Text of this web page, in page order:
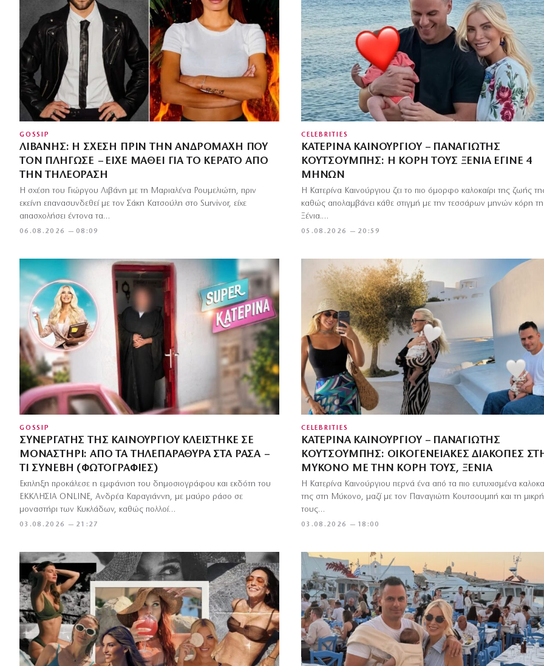
GOSSIP
ΛΙΒΆΝΗΣ: Η ΣΧΈΣΗ ΠΡΙΝ ΤΗΝ ΑΝΔΡΟΜΆΧΗ ΠΟΥ
ΤΟΝ ΠΛΉΓΩΣΕ – ΕΊΧΕ ΜΆΘΕΙ ΓΙΑ ΤΟ ΚΈΡΑΤΟ ΑΠΌ
ΤΗΝ ΤΗΛΕΌΡΑΣΗ
06.08.2026 — 08:09
Η σχέση του Γιώργου Λιβάνη με τη Μαριαλένα Ρουμελιώτη, πριν
εκείνη επανασυνδεθεί με τον Σάκη Κατσούλη στο Survivor, είχε
απασχολήσει έντονα τα…
CELEBRITIES
ΚΑΤΕΡΊΝΑ ΚΑΙΝΟΎΡΓΙΟΥ – ΠΑΝΑΓΙΏΤΗΣ
ΚΟΥΤΣΟΥΜΠΉΣ: Η ΚΌΡΗ ΤΟΥΣ ΞΈΝΙΑ ΈΓΙΝΕ 4
ΜΗΝΏΝ
05.08.2026 — 20:59
Η Κατερίνα Καινούργιου ζει το πιο όμορφο καλοκαίρι της ζωής
καθώς απολαμβάνει κάθε στιγμή με την τεσσάρων μηνών κόρη
Ξένια.…
GOSSIP
ΣΥΝΕΡΓΆΤΗΣ ΤΗΣ ΚΑΙΝΟΎΡΓΙΟΥ ΚΛΕΊΣΤΗΚΕ ΣΕ
ΜΟΝΑΣΤΉΡΙ: ΑΠΌ ΤΑ ΤΗΛΕΠΑΡΆΘΥΡΑ ΣΤΑ ΡΆΣΑ –
ΤΙ ΣΥΝΈΒΗ (ΦΩΤΟΓΡΑΦΊΕΣ)
03.08.2026 — 21:27
Έκπληξη προκάλεσε η εμφάνιση του δημοσιογράφου και εκδότη του
ΕΚΚΛΗΣΙΑ ONLINE, Ανδρέα Καραγιάννη, με μαύρο ράσο σε
μοναστήρι των Κυκλάδων, καθώς πολλοί…
CELEBRITIES
ΚΑΤΕΡΊΝΑ ΚΑΙΝΟΎΡΓΙΟΥ – ΠΑΝΑΓΙΏΤΗΣ
ΚΟΥΤΣΟΥΜΠΉΣ: ΟΙΚΟΓΕΝΕΙΑΚΈΣ ΔΙΑΚΟΠΈΣ
ΜΎΚΟΝΟ ΜΕ ΤΗΝ ΚΌΡΗ ΤΟΥΣ, ΞΈΝΙΑ
03.08.2026 — 18:00
Η Κατερίνα Καινούργιου περνά ένα από τα πιο ευτυχισμένα
της στη Μύκονο, μαζί με τον Παναγιώτη Κουτσουμπή και τη μικρή
τους…